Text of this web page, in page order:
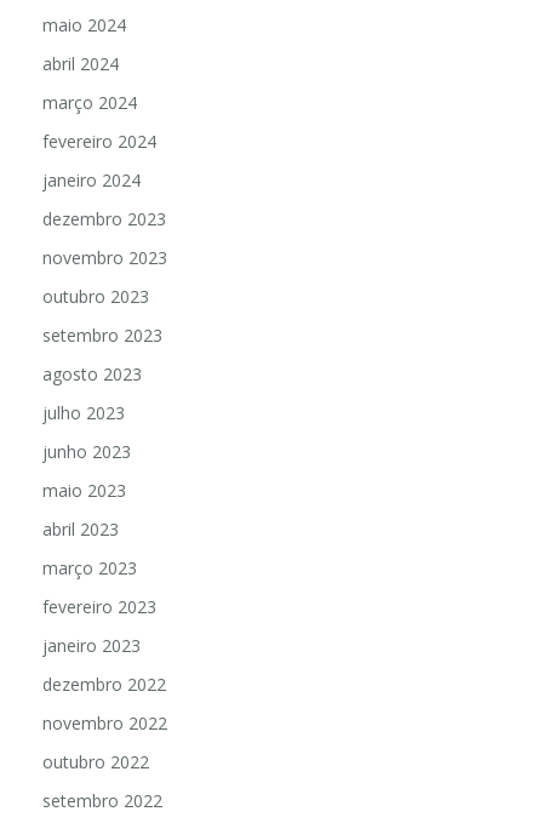
maio 2024
abril 2024
março 2024
fevereiro 2024
janeiro 2024
dezembro 2023
novembro 2023
outubro 2023
setembro 2023
agosto 2023
julho 2023
junho 2023
maio 2023
abril 2023
março 2023
fevereiro 2023
janeiro 2023
dezembro 2022
novembro 2022
outubro 2022
setembro 2022